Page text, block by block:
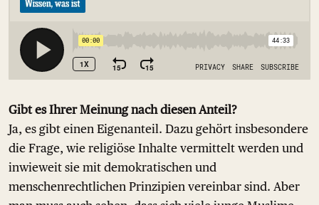
Gibt es Ihrer Meinung nach diesen Anteil?
Ja, es gibt einen Eigenanteil. Dazu gehört insbesondere
die Frage, wie religiöse Inhalte vermittelt werden und
inwieweit sie mit demokratischen und
menschenrechtlichen Prinzipien vereinbar sind. Aber